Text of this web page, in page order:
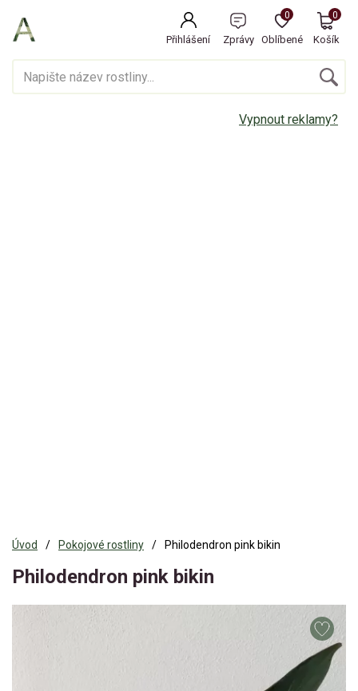
Přihlášení Zprávy Oblíbené
0
Košík
0
Vypnout reklamy?
Úvod Pokojové rostliny Philodendron pink bikin
Philodendron pink bikin